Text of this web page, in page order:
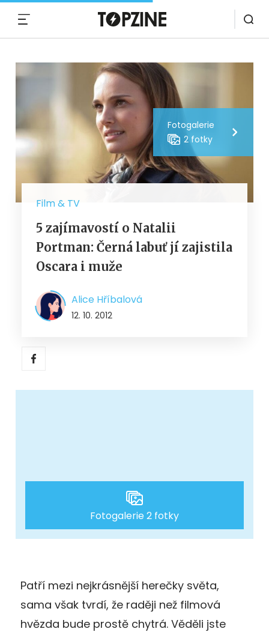
Fotogalerie
2 fotky
Film & TV
5 zajímavostí o Natalii
Portman: Černá labuť jí zajistila
Oscara i muže
Alice Hříbalová
12. 10. 2012
Fotogalerie 2 fotky
Patří mezi nejkrásnější herečky světa,
sama však tvrdí, že raději než filmová
hvězda bude prostě chytrá. Věděli jste